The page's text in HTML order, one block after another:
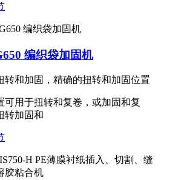
编织袋加固机
转和加固，精确的扭转和加固位置
可用于扭转和复卷，或加固和复
转加固和